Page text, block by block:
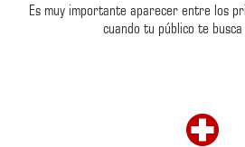
Es muy importante aparecer entre los
cuando tu público te